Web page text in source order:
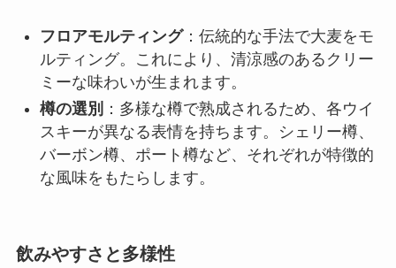
フロアモルティング：伝統的な手法で大麦をモ
ルティング。これにより、清涼感のあるクリー
ミーな味わいが生まれます。
樽の選別 ：多様な樽で熟成されるため、各ウイ
スキーが異なる表情を持ちます。シェリー樽、
バーボン樽、ポート樽など、それぞれが特徴的
な風味をもたらします。
飲みやすさと多様性